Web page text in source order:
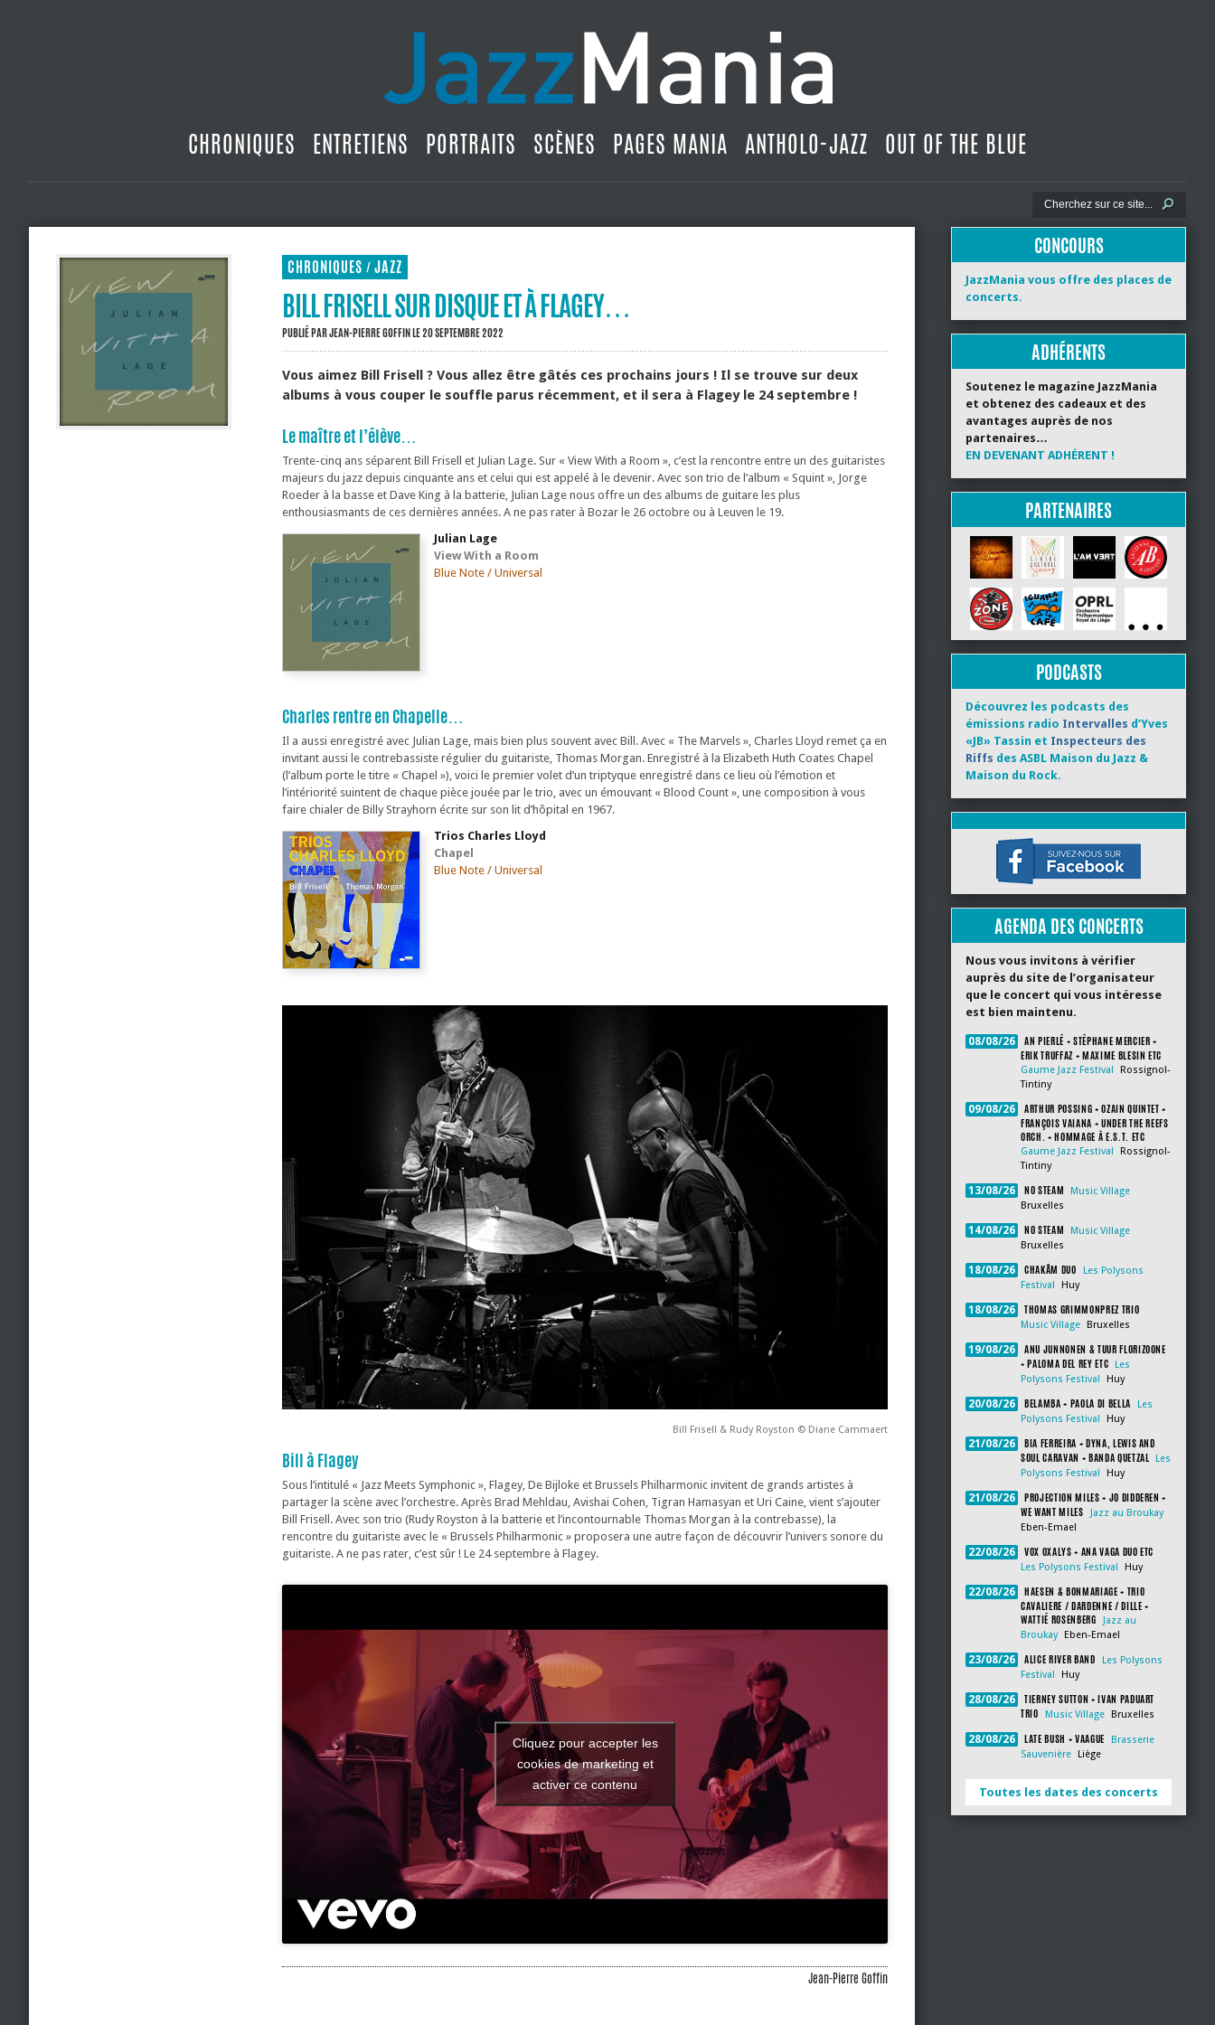
CHRONIQUES ENTRETIENS PORTRAITS SCÈNES PAGES MANIA ANTHOLO-JAZZ OUT OF THE BLUE
CHRONIQUES / JAZZ
BILL FRISELL SUR DISQUE ET À FLAGEY…
PUBLIÉ PARJEAN-PIERRE GOFFINLE 20 SEPTEMBRE 2022
Vous aimez Bill Frisell ? Vous allez être gâtés ces prochains jours ! Il se trouve sur deux
albums à vous couper le souffle parus récemment, et il sera à Flagey le 24 septembre !
Le maître et l’élève…
Trente-cinq ans séparent Bill Frisell et Julian Lage. Sur « View With a Room », c’est la rencontre entre un des guitaristes
majeurs du jazz depuis cinquante ans et celui qui est appelé à le devenir. Avec son trio de l’album « Squint », Jorge
Roeder à la basse et Dave King à la batterie, Julian Lage nous offre un des albums de guitare les plus
enthousiasmants de ces dernières années. A ne pas rater à Bozar le 26 octobre ou à Leuven le 19.
Julian Lage
View With a Room
Blue Note / Universal
Charles rentre en Chapelle…
Il a aussi enregistré avec Julian Lage, mais bien plus souvent avec Bill. Avec « The Marvels », Charles Lloyd remet ça en
invitant aussi le contrebassiste régulier du guitariste, Thomas Morgan. Enregistré à la Elizabeth Huth Coates Chapel
(l’album porte le titre « Chapel »), voici le premier volet d’un triptyque enregistré dans ce lieu où l’émotion et
l’intériorité suintent de chaque pièce jouée par le trio, avec un émouvant « Blood Count », une composition à vous
faire chialer de Billy Strayhorn écrite sur son lit d’hôpital en 1967.
Trios Charles Lloyd
Chapel
Blue Note / Universal
Bill Frisell & Rudy Royston © Diane Cammaert
Bill à Flagey
Sous l’intitulé « Jazz Meets Symphonic », Flagey, De Bijloke et Brussels Philharmonic invitent de grands artistes à
partager la scène avec l’orchestre. Après Brad Mehldau, Avishai Cohen, Tigran Hamasyan et Uri Caine, vient s’ajouter
Bill Frisell. Avec son trio (Rudy Royston à la batterie et l’incontournable Thomas Morgan à la contrebasse), la
rencontre du guitariste avec le « Brussels Philharmonic » proposera une autre façon de découvrir l’univers sonore du
guitariste. A ne pas rater, c’est sûr ! Le 24 septembre à Flagey.
Cliquez pour accepter les
cookies de marketing et
activer ce contenu
Jean-Pierre Goffin
CONCOURS
JazzMania vous offre des places de
concerts.
ADHÉRENTS
Soutenez le magazine JazzMania
et obtenez des cadeaux et des
avantages auprès de nos
partenaires…
EN DEVENANT ADHÉRENT !
PARTENAIRES
PODCASTS
Découvrez les podcasts des
émissions radio Intervalles d’Yves
«JB» Tassin et Inspecteurs des
Riffs des ASBL Maison du Jazz &
Maison du Rock.
AGENDA DES CONCERTS
Nous vous invitons à vérifier
auprès du site de l’organisateur
que le concert qui vous intéresse
est bien maintenu.
08/08/26
AN PIERLÉ + STÉPHANE MERCIER +
ERIK TRUFFAZ + MAXIME BLESIN ETC
Gaume Jazz Festival
Rossignol-
Tintiny
09/08/26
ARTHUR POSSING + OZAIN QUINTET +
FRANÇOIS VAIANA + UNDER THE REEFS
ORCH. + HOMMAGE À E.S.T. ETC
Gaume Jazz Festival
Rossignol-
Tintiny
13/08/26 NO STEAM
Music Village
Bruxelles
14/08/26 NO STEAM
Music Village
Bruxelles
18/08/26 CHAKÂM DUO
Les Polysons
Festival
Huy
18/08/26 THOMAS GRIMMONPREZ TRIO
Music Village Bruxelles
19/08/26
ANU JUNNONEN & TUUR FLORIZOONE
+ PALOMA DEL REY ETC
Les
Polysons Festival
Huy
20/08/26 BELAMBA + PAOLA DI BELLA
Les
Polysons Festival
Huy
21/08/26
BIA FERREIRA + DYNA, LEWIS AND
SOUL CARAVAN + BANDA QUETZAL
Les
Polysons Festival
Huy
21/08/26
PROJECTION MILES + JO DIDDEREN +
WE WANT MILES
Jazz au Broukay
Eben-Emael
22/08/26 VOX OXALYS + ANA VAGA DUO ETC
Les Polysons Festival Huy
22/08/26
HAESEN & BONMARIAGE + TRIO
CAVALIERE / DARDENNE / DILLE +
WATTIÉ ROSENBERG
Jazz au
Broukay
Eben-Emael
23/08/26 ALICE RIVER BAND
Les Polysons
Festival
Huy
28/08/26
TIERNEY SUTTON + IVAN PADUART
TRIO
Music Village Bruxelles
28/08/26 LATE BUSH + VAAGUE
Brasserie
Sauvenière
Liège
Toutes les dates des concerts